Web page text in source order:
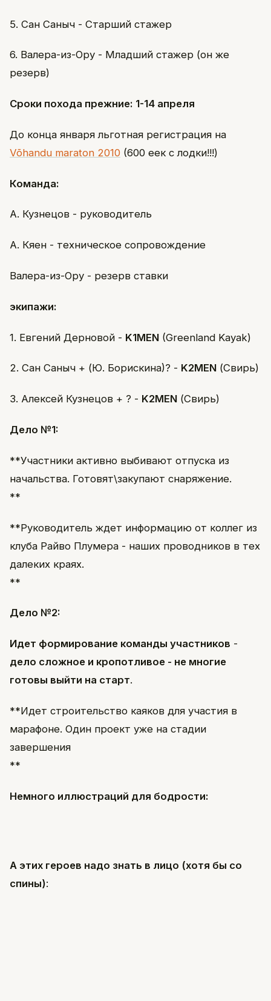
5. Сан Саныч - Старший стажер
6. Валера-из-Ору - Младший стажер (он же
резерв)
Сроки похода прежние: 1-14 апреля
До конца января льготная регистрация на
Võhandu maraton 2010 (600 еек с лодки!!!)
Команда:
А. Кузнецов - руководитель
А. Кяен - техническое сопровождение
Валера-из-Ору - резерв ставки
экипажи:
1. Евгений Дерновой - K1MEN (Greenland Kayak)
2. Сан Саныч + (Ю. Борискина)? - K2MEN (Свирь)
3. Алексей Кузнецов + ? - K2MEN (Свирь)
Дело №1:
**Участники активно выбивают отпуска из
начальства. Готовят\закупают снаряжение.
**
**Руководитель ждет информацию от коллег из
клуба Райво Плумера - наших проводников в тех
далеких краях.
**
Дело №2:
Идет формирование команды участников -
дело сложное и кропотливое - не многие
готовы выйти на старт.
**Идет строительство каяков для участия в
марафоне. Один проект уже на стадии
завершения
**
Немного иллюстраций для бодрости:
А этих героев надо знать в лицо (хотя бы со
спины):